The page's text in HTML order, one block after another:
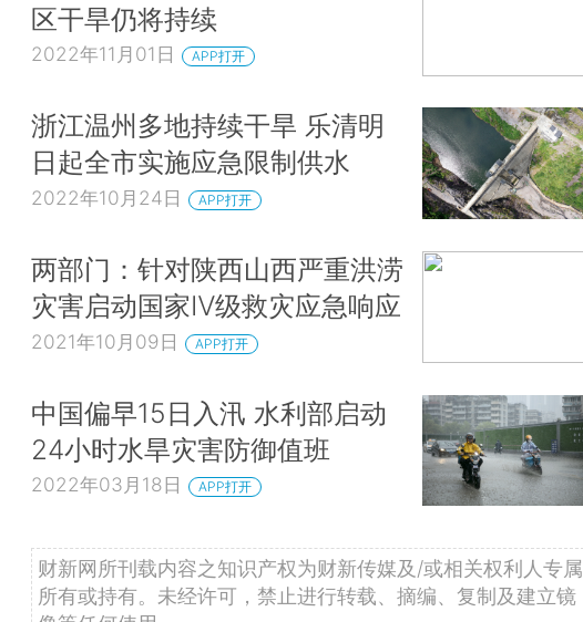
区干旱仍将持续
2022年11月01日 APP打开
浙江温州多地持续干旱 乐清明
日起全市实施应急限制供水
2022年10月24日 APP打开
两部门：针对陕西山西严重洪涝
灾害启动国家Ⅳ级救灾应急响应
2021年10月09日 APP打开
中国偏早15日入汛 水利部启动
24小时水旱灾害防御值班
2022年03月18日 APP打开
财新网所刊载内容之知识产权为财新传媒及/或相关权利人专属
所有或持有。未经许可，禁止进行转载、摘编、复制及建立镜